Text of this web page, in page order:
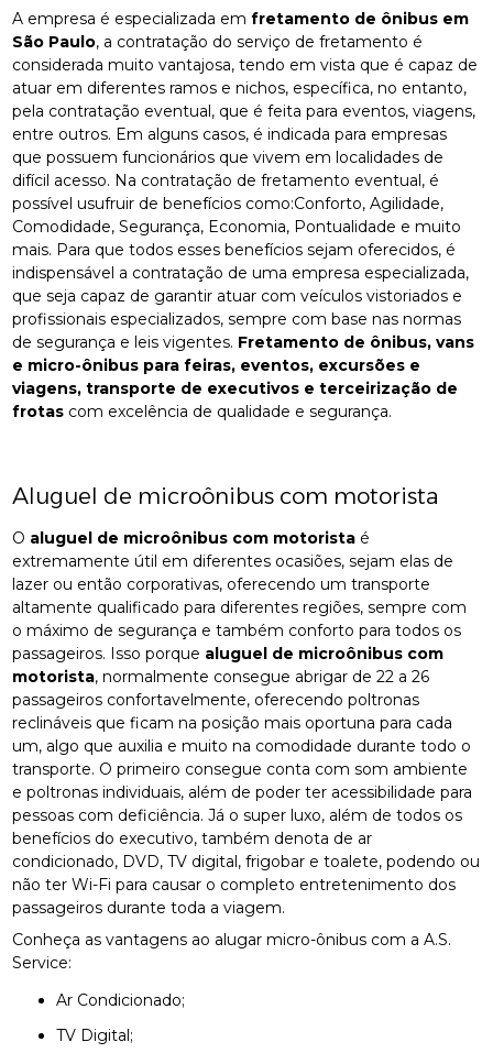
A empresa é especializada emfretamento de ônibus em
São Paulo, a contratação do serviço de fretamento é
considerada muito vantajosa, tendo em vista que é capaz de
atuar em diferentes ramos e nichos, específica, no entanto,
pela contratação eventual, que é feita para eventos, viagens,
entre outros. Em alguns casos, é indicada para empresas
que possuem funcionários que vivem em localidades de
difícil acesso. Na contratação de fretamento eventual, é
possível usufruir de benefícios como:Conforto, Agilidade,
Comodidade, Segurança, Economia, Pontualidade e muito
mais. Para que todos esses benefícios sejam oferecidos, é
indispensável a contratação de uma empresa especializada,
que seja capaz de garantir atuar com veículos vistoriados e
profissionais especializados, sempre com base nas normas
de segurança e leis vigentes. Fretamento de ônibus, vans
e micro-ônibus para feiras, eventos, excursões e
viagens, transporte de executivos e terceirização de
frotas com excelência de qualidade e segurança.
Aluguel de microônibus com motorista
O aluguel de microônibus com motorista é
extremamente útil em diferentes ocasiões, sejam elas de
lazer ou então corporativas, oferecendo um transporte
altamente qualificado para diferentes regiões, sempre com
o máximo de segurança e também conforto para todos os
passageiros. Isso porque aluguel de microônibus com
motorista, normalmente consegue abrigar de 22 a 26
passageiros confortavelmente, oferecendo poltronas
reclináveis que ficam na posição mais oportuna para cada
um, algo que auxilia e muito na comodidade durante todo o
transporte. O primeiro consegue conta com som ambiente
e poltronas individuais, além de poder ter acessibilidade para
pessoas com deficiência. Já o super luxo, além de todos os
benefícios do executivo, também denota de ar
condicionado, DVD, TV digital, frigobar e toalete, podendo ou
não ter Wi-Fi para causar o completo entretenimento dos
passageiros durante toda a viagem.
Conheça as vantagens ao alugar micro-ônibus com a A.S.
Service:
Ar Condicionado;
TV Digital;